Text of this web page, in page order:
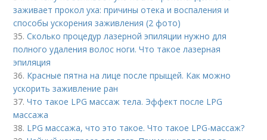
заживает прокол уха: причины отека и воспаления и
способы ускорения заживления (2 фото)
35.Сколько процедур лазерной эпиляции нужно для
полного удаления волос ноги. Что такое лазерная
эпиляция
36. Красные пятна на лице после прыщей. Как можно
ускорить заживление ран
37.Что такое LPG массаж тела. Эффект после LPG
массажа
38. LPG массажа, что это такое. Что такое LPG-массаж?